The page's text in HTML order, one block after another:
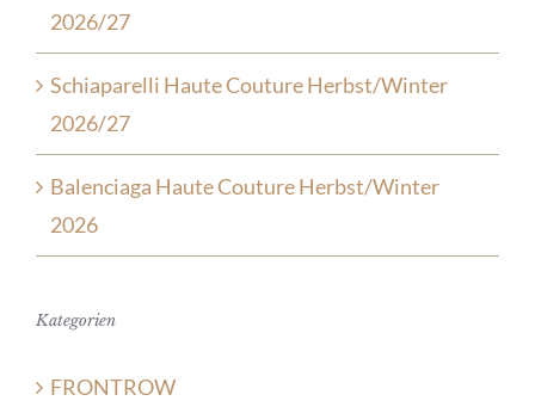
2026/27
Schiaparelli Haute Couture Herbst/Winter
2026/27
Balenciaga Haute Couture Herbst/Winter
2026
Kategorien
FRONTROW